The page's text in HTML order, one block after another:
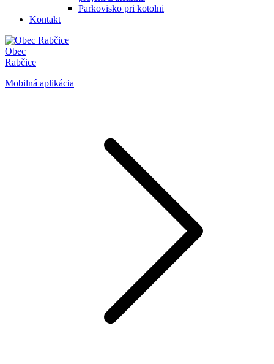
Parkovisko pri kotolni
Kontakt
Obec
Rabčice
Mobilná aplikácia